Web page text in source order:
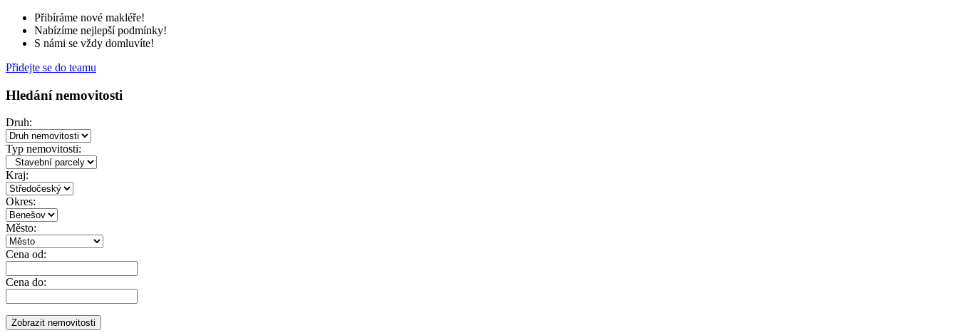
Přibíráme nové makléře!
Nabízíme nejlepší podmínky!
S námi se vždy domluvíte!
Přidejte se do teamu
Hledání nemovitosti
Druh:
Typ nemovitosti:
Kraj:
Okres:
Město:
Cena od:
Cena do: